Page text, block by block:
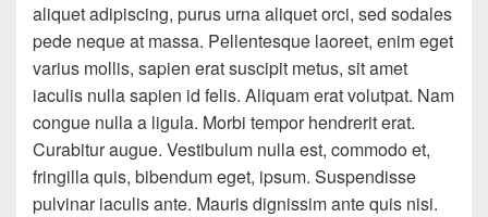
aliquet adipiscing, purus urna aliquet orci, sed sodales
pede neque at massa. Pellentesque laoreet, enim eget
varius mollis, sapien erat suscipit metus, sit amet
iaculis nulla sapien id felis. Aliquam erat volutpat. Nam
congue nulla a ligula. Morbi tempor hendrerit erat.
Curabitur augue. Vestibulum nulla est, commodo et,
fringilla quis, bibendum eget, ipsum. Suspendisse
pulvinar iaculis ante. Mauris dignissim ante quis nisi.